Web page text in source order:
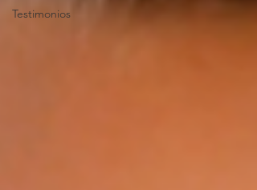
Testimonios